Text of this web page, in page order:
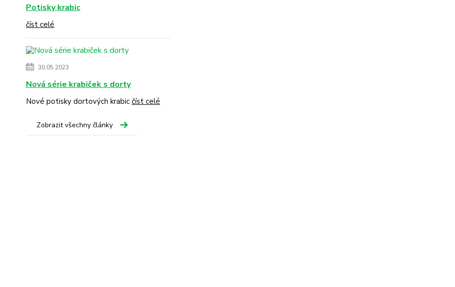
Potisky krabic
číst celé
30.05.2023
Nová série krabiček s dorty
Nové potisky dortových krabic číst celé
Zobrazit všechny články